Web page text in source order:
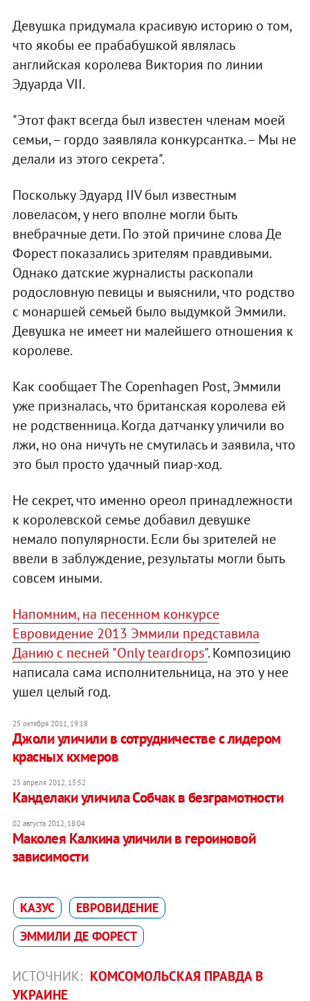
Девушка придумала красивую историю о том,
что якобы ее прабабушкой являлась
английская королева Виктория по линии
Эдуарда VII.
"Этот факт всегда был известен членам моей
семьи, – гордо заявляла конкурсантка. – Мы не
делали из этого секрета".
Поскольку Эдуард IIV был известным
ловеласом, у него вполне могли быть
внебрачные дети. По этой причине слова Де
Форест показались зрителям правдивыми.
Однако датские журналисты раскопали
родословную певицы и выяснили, что родство
с монаршей семьей было выдумкой Эммили.
Девушка не имеет ни малейшего отношения к
королеве.
Как сообщает The Copenhagen Post, Эммили
уже призналась, что британская королева ей
не родственница. Когда датчанку уличили во
лжи, но она ничуть не смутилась и заявила, что
это был просто удачный пиар-ход.
Не секрет, что именно ореол принадлежности
к королевской семье добавил девушке
немало популярности. Если бы зрителей не
ввели в заблуждение, результаты могли быть
совсем иными.
Напомним, на песенном конкурсе
Евровидение 2013 Эммили представила
Данию с песней "Only teardrops". Композицию
написала сама исполнительница, на это у нее
ушел целый год.
25 октября 2011, 19:18
Джоли уличили в сотрудничестве с лидером
красных кхмеров
25 апреля 2012, 15:52
Канделаки уличила Собчак в безграмотности
02 августа 2012, 18:04
Маколея Калкина уличили в героиновой
зависимости
КАЗУС
ЕВРОВИДЕНИЕ
ЭММИЛИ ДЕ ФОРЕСТ
ИСТОЧНИК: КОМСОМОЛЬСКАЯ ПРАВДА В
УКРАИНЕ